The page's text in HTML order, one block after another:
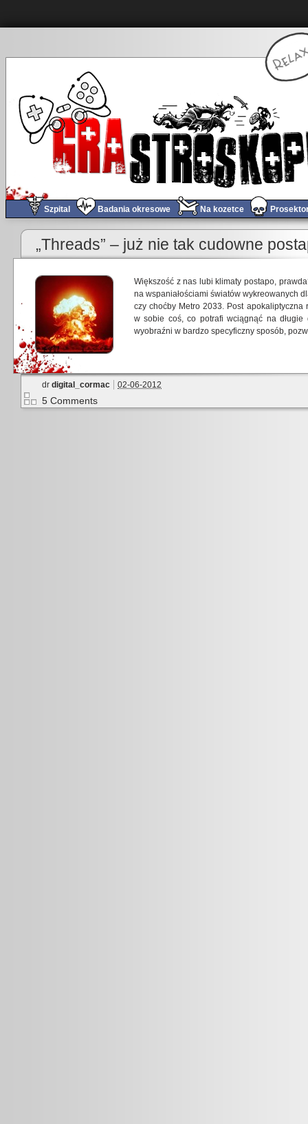
Szpital Badania okresowe Na kozetce
„Threads” – już nie tak cudowne
Większość z nas lubi klimaty postapo,
na wspaniałościami światów wykreowanych
czy choćby Metro 2033. Post
w sobie coś, co potrafi wciągnąć na
wyobraźni w bardzo specyficzny sposób,
dr digital_cormac 02-06-2012
5 Comments